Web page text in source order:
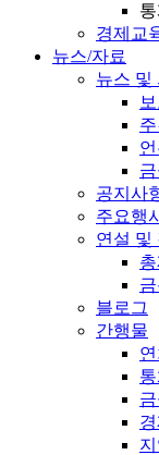
경제교
뉴스/자료
뉴스 및
공지사
주요행
연설 및
총
블로그
간행물